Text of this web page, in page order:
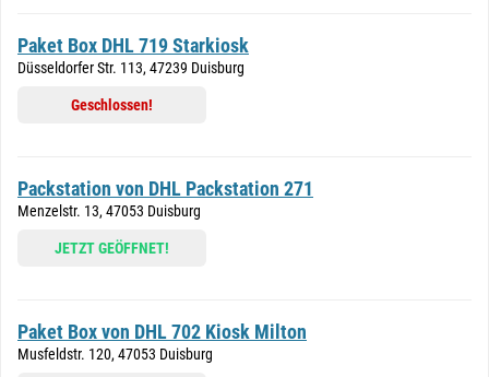
Paket Box DHL 719 Starkiosk
Düsseldorfer Str. 113, 47239 Duisburg
Geschlossen!
Packstation von DHL Packstation 271
Menzelstr. 13, 47053 Duisburg
JETZT GEÖFFNET!
Paket Box von DHL 702 Kiosk Milton
Musfeldstr. 120, 47053 Duisburg